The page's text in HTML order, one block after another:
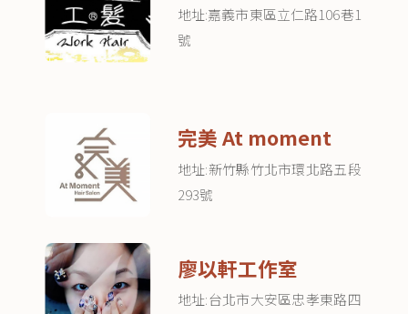
地址:嘉義市東區立仁路106巷1
號
完美 At moment
地址:新竹縣竹北市環北路五段
293號
廖以軒工作室
地址:台北市大安區忠孝東路四